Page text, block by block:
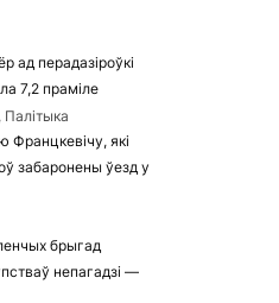
ад перадазіроўкі
7,2 праміле
Францкевічу, які
забаронены ўезд у
брыгад
непагадзі —